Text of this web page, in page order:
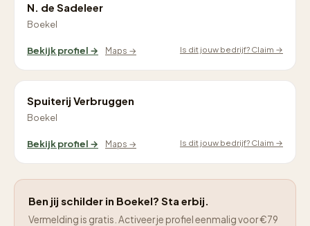
N. de Sadeleer
Boekel
Bekijk profiel → Maps → Is dit jouw bedrijf? Claim →
Spuiterij Verbruggen
Boekel
Bekijk profiel → Maps → Is dit jouw bedrijf? Claim →
Ben jij schilder in Boekel? Sta erbij.
Vermelding is gratis. Activeer je profiel eenmalig voor €79